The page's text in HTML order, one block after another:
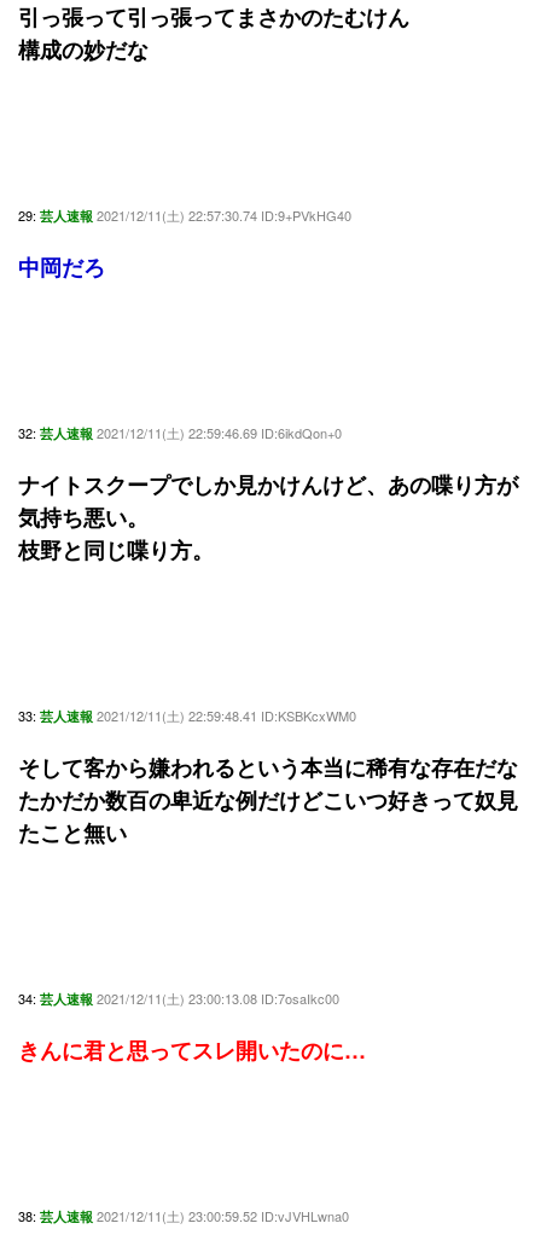
引っ張って引っ張ってまさかのたむけん
構成の妙だな
29: 芸人速報 2021/12/11(土) 22:57:30.74 ID:9+PVkHG40
中岡だろ
32: 芸人速報 2021/12/11(土) 22:59:46.69 ID:6ikdQon+0
ナイトスクープでしか見かけんけど、あの喋り方が
気持ち悪い。
枝野と同じ喋り方。
33: 芸人速報 2021/12/11(土) 22:59:48.41 ID:KSBKcxWM0
そして客から嫌われるという本当に稀有な存在だな
たかだか数百の卑近な例だけどこいつ好きって奴見
たこと無い
34: 芸人速報 2021/12/11(土) 23:00:13.08 ID:7osaIkc00
きんに君と思ってスレ開いたのに…
38: 芸人速報 2021/12/11(土) 23:00:59.52 ID:vJVHLwna0